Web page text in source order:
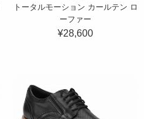
トータルモーション カールテン ロ
ーファー
¥28,600